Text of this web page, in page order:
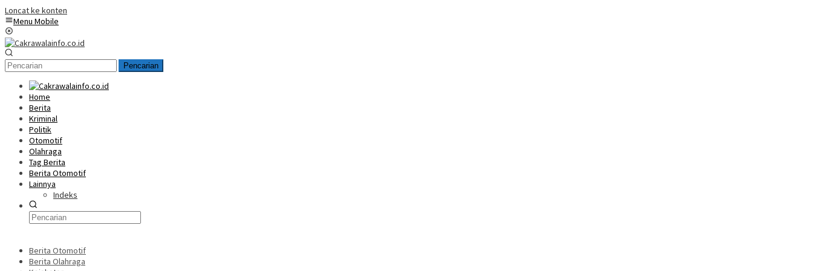
Loncat ke konten
Menu Mobile
Pencarian
Home
Berita
Kriminal
Politik
Otomotif
Olahraga
Tag Berita
Berita Otomotif
Lainnya
Indeks
Berita Otomotif
Berita Olahraga